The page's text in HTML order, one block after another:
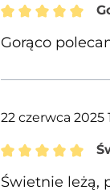
Recenzja z
Gorąco
22 czerwca 2025
Recenzja z
Świetnie leżą,